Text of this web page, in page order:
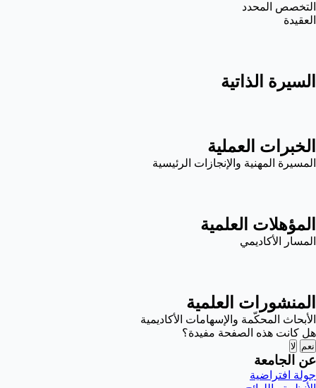
التخصص المحدد
العقيدة
السيرة الذاتية
الخبرات العملية
المسيرة المهنية والإنجازات الرئيسية
المؤهلات العلمية
المسار الأكاديمي
المنشورات العلمية
الأبحاث المحكّمة والإسهامات الأكاديمية
هل كانت هذه الصفحة مفيدة؟
نعم لا
عن الجامعة
جولة افتراضية